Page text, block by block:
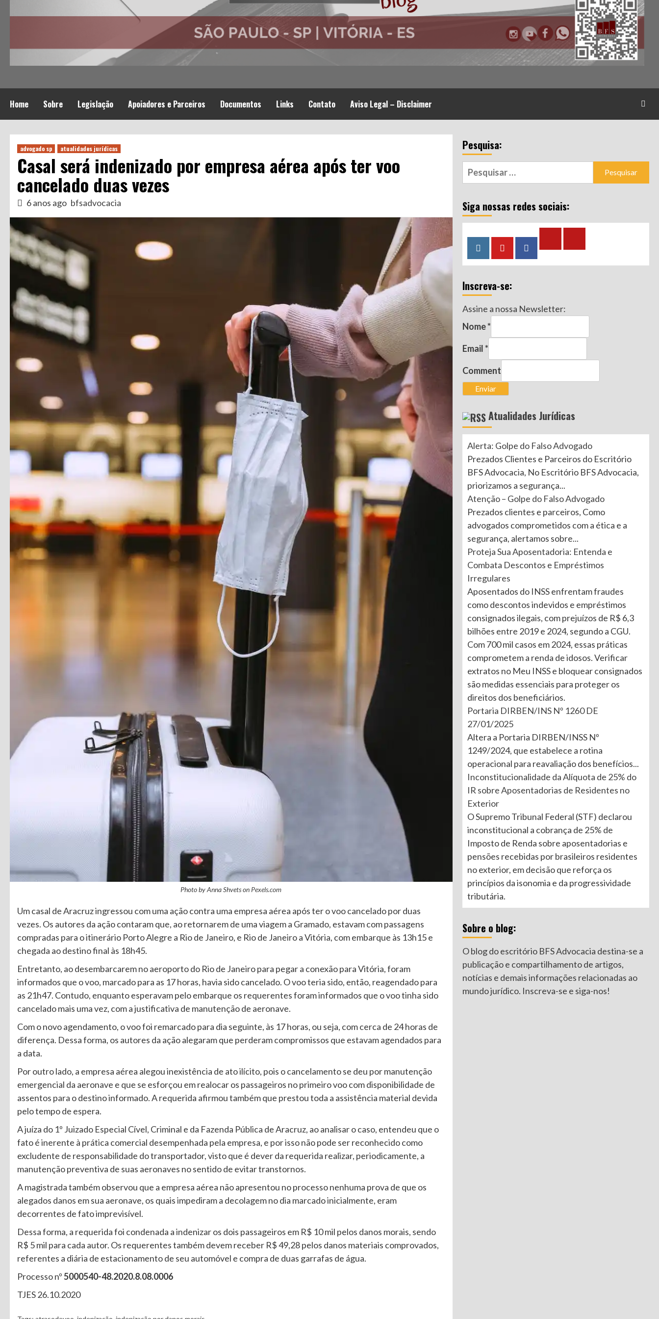
Home Sobre Legislação Apoiadores e Parceiros Documentos Links Contato Aviso Legal – Disclaimer
advogado sp atualidades jurídicas
Casal será indenizado por empresa aérea após ter voo
cancelado duas vezes
6 anos ago bfsadvocacia
Photo by Anna Shvets on Pexels.com
Um casal de Aracruz ingressou com uma ação contra uma empresa aérea após ter o voo cancelado por duas
vezes. Os autores da ação contaram que, ao retornarem de uma viagem a Gramado, estavam com passagens
compradas para o itinerário Porto Alegre a Rio de Janeiro, e Rio de Janeiro a Vitória, com embarque às 13h15 e
chegada ao destino final às 18h45.
Entretanto, ao desembarcarem no aeroporto do Rio de Janeiro para pegar a conexão para Vitória, foram
informados que o voo, marcado para as 17 horas, havia sido cancelado. O voo teria sido, então, reagendado para
as 21h47. Contudo, enquanto esperavam pelo embarque os requerentes foram informados que o voo tinha sido
cancelado mais uma vez, com a justificativa de manutenção de aeronave.
Com o novo agendamento, o voo foi remarcado para dia seguinte, às 17 horas, ou seja, com cerca de 24 horas de
diferença. Dessa forma, os autores da ação alegaram que perderam compromissos que estavam agendados para
a data.
Por outro lado, a empresa aérea alegou inexistência de ato ilícito, pois o cancelamento se deu por manutenção
emergencial da aeronave e que se esforçou em realocar os passageiros no primeiro voo com disponibilidade de
assentos para o destino informado. A requerida afirmou também que prestou toda a assistência material devida
pelo tempo de espera.
A juíza do 1º Juizado Especial Cível, Criminal e da Fazenda Pública de Aracruz, ao analisar o caso, entendeu que o
fato é inerente à prática comercial desempenhada pela empresa, e por isso não pode ser reconhecido como
excludente de responsabilidade do transportador, visto que é dever da requerida realizar, periodicamente, a
manutenção preventiva de suas aeronaves no sentido de evitar transtornos.
A magistrada também observou que a empresa aérea não apresentou no processo nenhuma prova de que os
alegados danos em sua aeronave, os quais impediram a decolagem no dia marcado inicialmente, eram
decorrentes de fato imprevisível.
Dessa forma, a requerida foi condenada a indenizar os dois passageiros em R$ 10 mil pelos danos morais, sendo
R$ 5 mil para cada autor. Os requerentes também devem receber R$ 49,28 pelos danos materiais comprovados,
referentes a diária de estacionamento de seu automóvel e compra de duas garrafas de água.
Processo nº5000540-48.2020.8.08.0006
TJES 26.10.2020
Pesquisa:
Pesquisar
por:
Siga nossas redes sociais:
InstagramYouTubeFacebook
(INSS)
Inscreva-se:
Assine a nossa Newsletter:
Nome*
Email*
Comment
Enviar
Atualidades Jurídicas
Alerta: Golpe do Falso Advogado
Prezados Clientes e Parceiros do Escritório
BFS Advocacia, No Escritório BFS Advocacia,
priorizamos a segurança...
Atenção – Golpe do Falso Advogado
Prezados clientes e parceiros, Como
advogados comprometidos com a ética e a
segurança, alertamos sobre...
Proteja Sua Aposentadoria: Entenda e
Combata Descontos e Empréstimos
Irregulares
Aposentados do INSS enfrentam fraudes
como descontos indevidos e empréstimos
consignados ilegais, com prejuízos de R$ 6,3
bilhões entre 2019 e 2024, segundo a CGU.
Com 700 mil casos em 2024, essas práticas
comprometem a renda de idosos. Verificar
extratos no Meu INSS e bloquear consignados
são medidas essenciais para proteger os
direitos dos beneficiários.
Portaria DIRBEN/INS Nº 1260 DE
27/01/2025
Altera a Portaria DIRBEN/INSS Nº
1249/2024, que estabelece a rotina
operacional para reavaliação dos benefícios...
Inconstitucionalidade da Alíquota de 25% do
IR sobre Aposentadorias de Residentes no
Exterior
O Supremo Tribunal Federal (STF) declarou
inconstitucional a cobrança de 25% de
Imposto de Renda sobre aposentadorias e
pensões recebidas por brasileiros residentes
no exterior, em decisão que reforça os
princípios da isonomia e da progressividade
tributária.
Sobre o blog:
O blog do escritório BFS Advocacia destina-se a
publicação e compartilhamento de artigos,
notícias e demais informações relacionadas ao
mundo jurídico. Inscreva-se e siga-nos!